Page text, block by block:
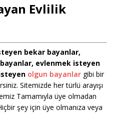
Evlilik
bekar bayanlar,
evlenmek isteyen
olgun bayanlar gibi bir
Sitemizde her türlü arayışı
Tamamıyla üye olmadan
şey için üye olmanıza veya